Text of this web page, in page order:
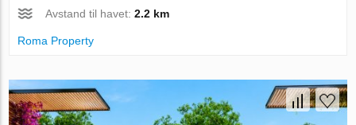
Avstand til havet:2.2 km
Roma Property